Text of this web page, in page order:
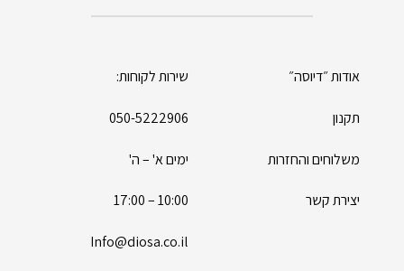
אודות ״דיוסה״
תקנון
משלוחים והחזרות
יצירת קשר
שירות לקוחות:
050-5222906
ימים א' – ה'
10:00 – 17:00
Info@diosa.co.il